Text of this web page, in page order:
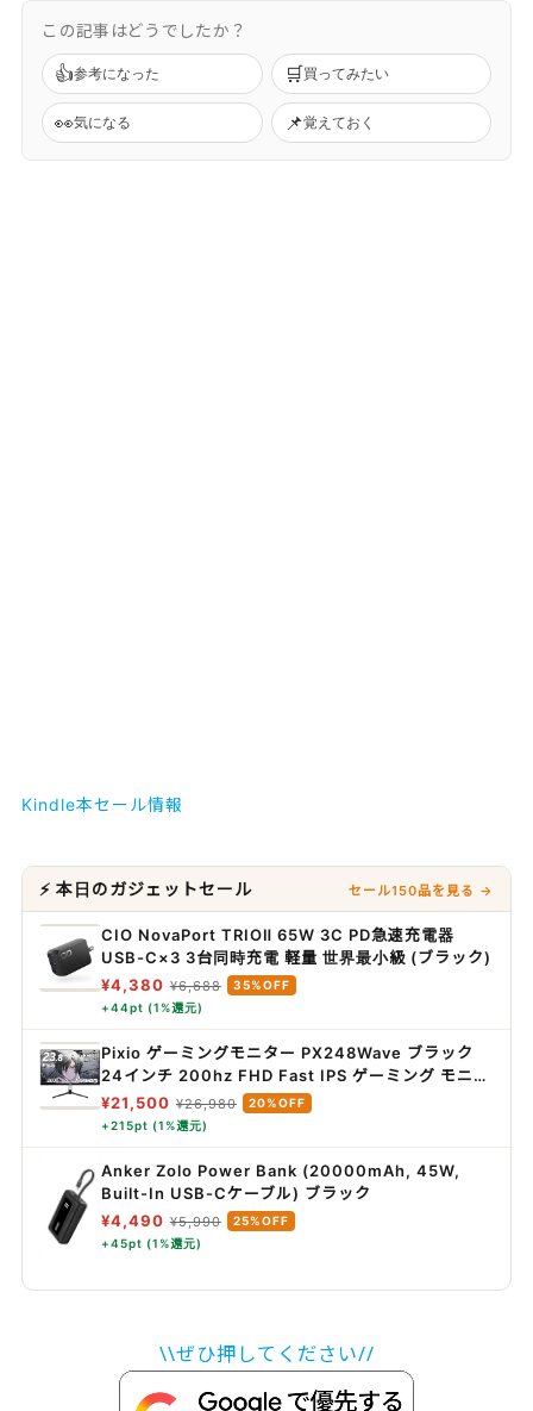
この記事はどうでしたか？
👍参考になった 🛒買ってみたい
👀気になる 📌覚えておく
Kindle本セール情報
⚡ 本日のガジェットセール セール150品を見る →
CIO NovaPort TRIOⅡ 65W 3C PD急速充電器
USB-C×3 3台同時充電 軽量 世界最小級 (ブラック)
¥4,380 ¥6,688
35%OFF
+44pt (1%還元)
Pixio ゲーミングモニター PX248Wave ブラック
24インチ 200hz FHD Fast IPS ゲーミング モニタ
ー 黒 ピクシオ
¥21,500 ¥26,980
20%OFF
+215pt (1%還元)
Anker Zolo Power Bank (20000mAh, 45W,
Built-In USB-Cケーブル) ブラック
¥4,490 ¥5,990
25%OFF
+45pt (1%還元)
\\ぜひ押してください//